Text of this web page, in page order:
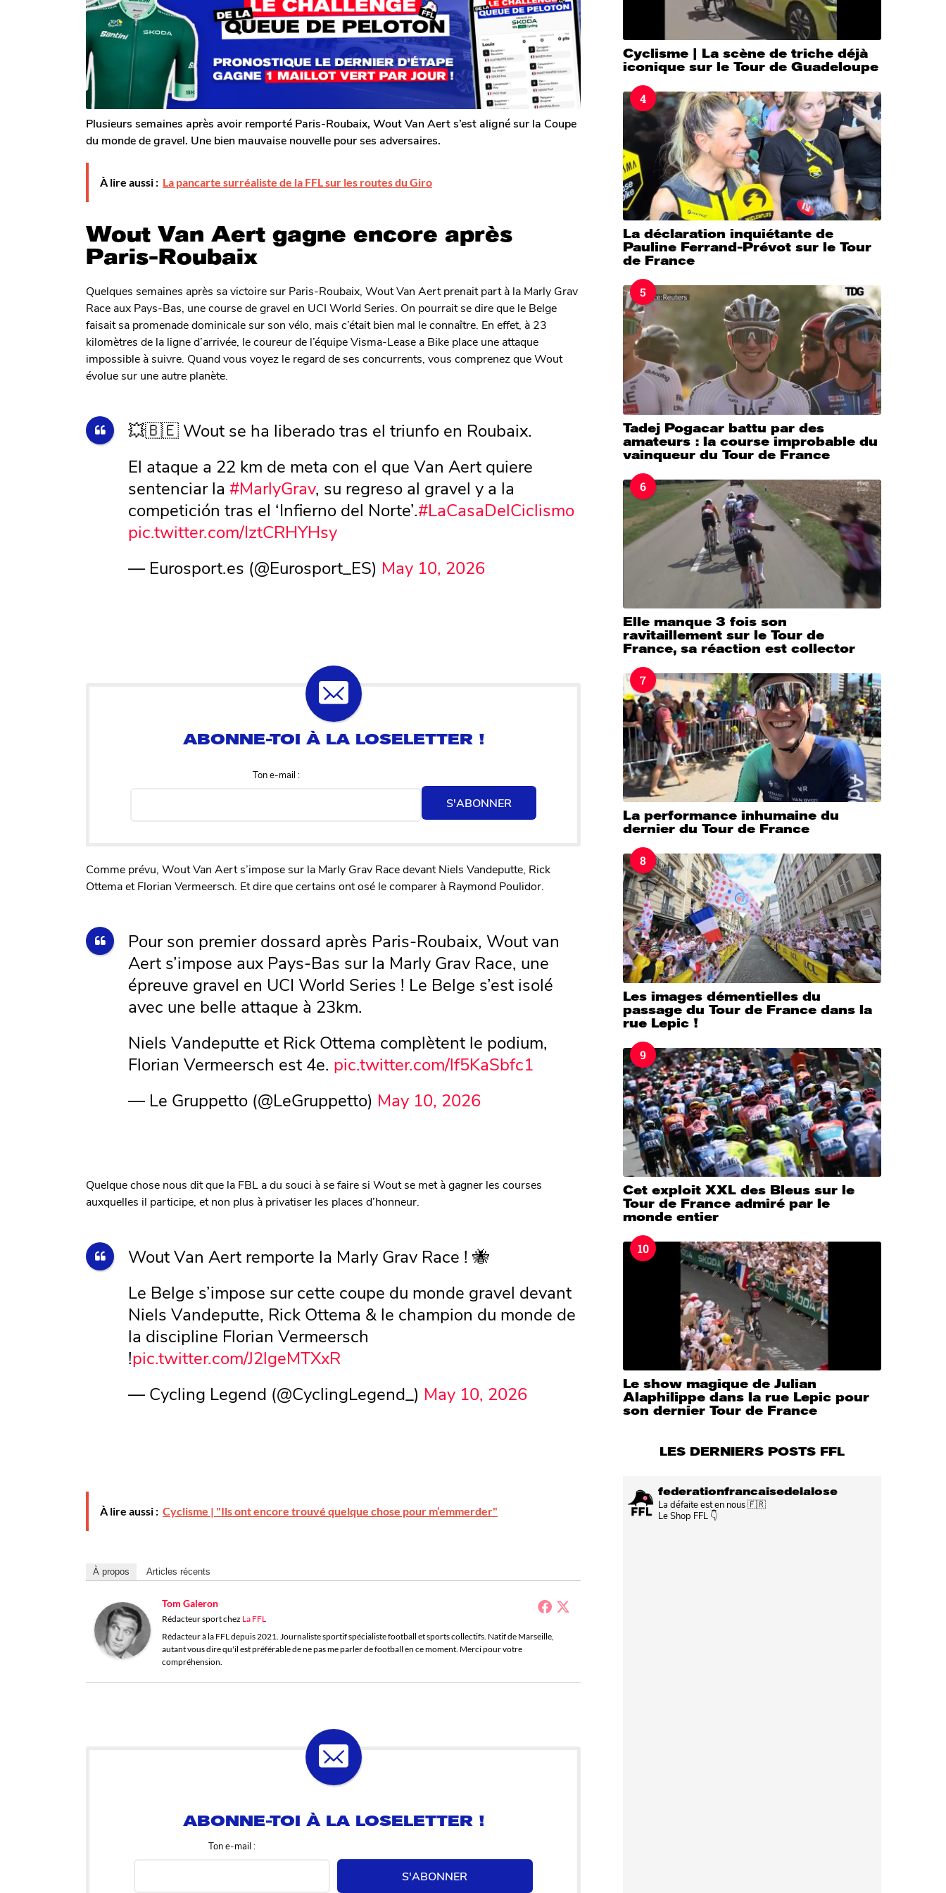
o
i
s
a
g
o
o
m
G
a
l
e
r
o
n
s
a
o
Plusieurs semaines après avoir remporté Paris-Roubaix, Wout Van Aert s’est aligné sur la Coupe
du monde de gravel. Une bien mauvaise nouvelle pour ses adversaires.
À lire aussi : La pancarte surréaliste de la FFL sur les routes du Giro
Wout Van Aert gagne encore après
Paris-Roubaix
Quelques semaines après sa victoire sur Paris-Roubaix, Wout Van Aert prenait part à la Marly Grav
Race aux Pays-Bas, une course de gravel en UCI World Series. On pourrait se dire que le Belge
faisait sa promenade dominicale sur son vélo, mais c’était bien mal le connaître. En effet, à 23
kilomètres de la ligne d’arrivée, le coureur de l’équipe Visma-Lease a Bike place une attaque
impossible à suivre. Quand vous voyez le regard de ses concurrents, vous comprenez que Wout
évolue sur une autre planète.
💥🇧🇪 Wout se ha liberado tras el triunfo en Roubaix.
El ataque a 22 km de meta con el que Van Aert quiere
sentenciar la #MarlyGrav, su regreso al gravel y a la
competición tras el ‘Infierno del Norte’.#LaCasaDelCiclismo
pic.twitter.com/IztCRHYHsy
— Eurosport.es (@Eurosport_ES) May 10, 2026
Ton e-mail :
S'ABONNER
Comme prévu, Wout Van Aert s’impose sur la Marly Grav Race devant Niels Vandeputte, Rick
Ottema et Florian Vermeersch. Et dire que certains ont osé le comparer à Raymond Poulidor.
Pour son premier dossard après Paris-Roubaix, Wout van
Aert s’impose aux Pays-Bas sur la Marly Grav Race, une
épreuve gravel en UCI World Series ! Le Belge s’est isolé
avec une belle attaque à 23km.
Niels Vandeputte et Rick Ottema complètent le podium,
Florian Vermeersch est 4e. pic.twitter.com/lf5KaSbfc1
— Le Gruppetto (@LeGruppetto) May 10, 2026
Quelque chose nous dit que la FBL a du souci à se faire si Wout se met à gagner les courses
auxquelles il participe, et non plus à privatiser les places d’honneur.
Wout Van Aert remporte la Marly Grav Race ! 🐝
Le Belge s’impose sur cette coupe du monde gravel devant
Niels Vandeputte, Rick Ottema & le champion du monde de
la discipline Florian Vermeersch
!pic.twitter.com/J2lgeMTXxR
— Cycling Legend (@CyclingLegend_) May 10, 2026
À lire aussi : Cyclisme | "Ils ont encore trouvé quelque chose pour m’emmerder"
À propos Articles récents
Tom Galeron
Rédacteur sportchez La FFL
Rédacteur à la FFL depuis 2021. Journaliste sportif spécialiste football et sports collectifs. Natif de Marseille,
autant vous dire qu'il est préférable de ne pas me parler de football en ce moment. Merci pour votre
compréhension.
Ton e-mail :
S'ABONNER
Cyclisme | La scène de triche déjà
iconique sur le Tour de Guadeloupe
4
La déclaration inquiétante de
Pauline Ferrand-Prévot sur le Tour
de France
5
Tadej Pogacar battu par des
amateurs : la course improbable du
vainqueur du Tour de France
6
Elle manque 3 fois son
ravitaillement sur le Tour de
France, sa réaction est collector
7
La performance inhumaine du
dernier du Tour de France
8
Les images démentielles du
passage du Tour de France dans la
rue Lepic !
9
Cet exploit XXL des Bleus sur le
Tour de France admiré par le
monde entier
10
Le show magique de Julian
Alaphilippe dans la rue Lepic pour
son dernier Tour de France
LES DERNIERS POSTS FFL
federationfrancaisedelalose
La défaite est en nous 🇫🇷
Le Shop FFL 👇